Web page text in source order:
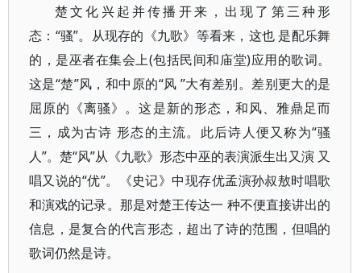
楚文化兴起并传播开来，出现了第三种形
态：“骚”。从现存的《九歌》等看来，这也 是配乐舞
的，是巫者在集会上(包括民间和庙堂)应用的歌词。
这是“楚”风，和中原的“风 ”大有差别。差别更大的是
屈原的《离骚》。这是新的形态，和风、雅鼎足而
三，成为古诗 形态的主流。此后诗人便又称为“骚
人”。楚“风”从《九歌》形态中巫的表演派生出又演 又
唱又说的“优”。《史记》中现存优孟演孙叔敖时唱歌
和演戏的记录。那是对楚王传达一 种不便直接讲出的
信息，是复合的代言形态，超出了诗的范围，但唱的
歌词仍然是诗。